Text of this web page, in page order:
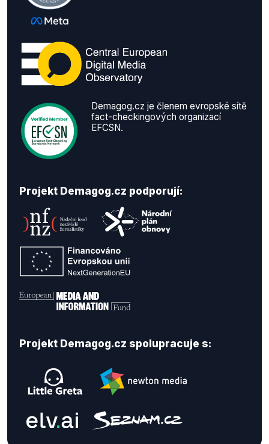
Demagog.cz je členem evropské sítě
fact-checkingových organizací
EFCSN.
Projekt Demagog.cz podporují:
Projekt Demagog.cz spolupracuje s: